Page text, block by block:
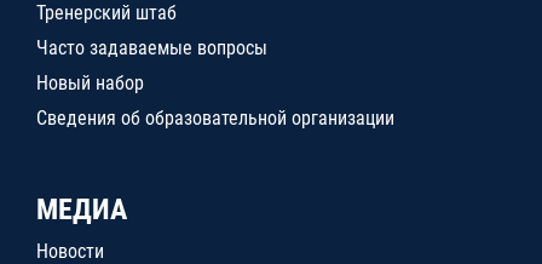
Тренерский штаб
Часто задаваемые вопросы
Новый набор
Сведения об образовательной организации
МЕДИА
Новости